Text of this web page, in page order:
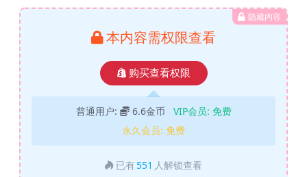
隐藏内容
本内容需权限查看
购买查看权限
普通用户: 6.6金币 VIP会员: 免费
永久会员: 免费
已有 551 人解锁查看